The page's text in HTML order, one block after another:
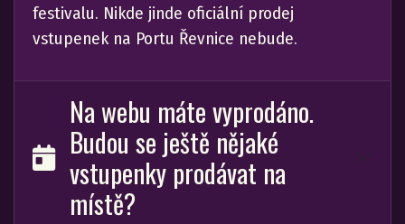
festivalu. Nikde jinde oficiální prodej
vstupenek na Portu Řevnice nebude.
Na webu máte vyprodáno.
Budou se ještě nějaké
vstupenky prodávat na
místě?